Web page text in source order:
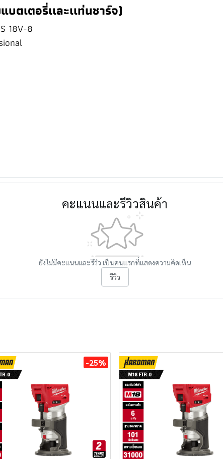
เตอรี่เเละเเท่นชาร์จ)
18V-8
คะแนนและรีวิวสินค้า
ยังไม่มีคะแนนและรีวิว เป็นคนแรกที่แสดงความคิดเห็น
รีวิว
-25%